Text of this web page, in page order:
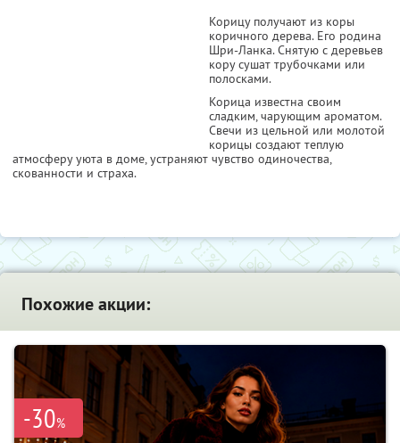
Корицу получают из коры
коричного дерева. Его родина
Шри-Ланка. Снятую с деревьев
кору сушат трубочками или
полосками.
Корица известна своим
сладким, чарующим ароматом.
Свечи из цельной или молотой
корицы создают теплую
атмосферу уюта в доме, устраняют чувство одиночества,
скованности и страха.
Похожие акции:
-30%